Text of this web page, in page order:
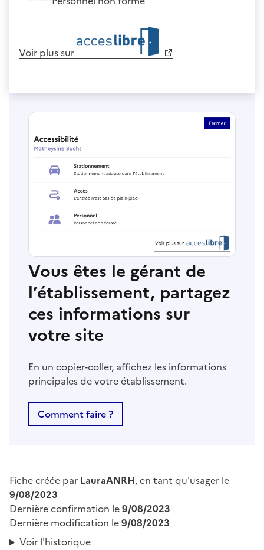
Voir plus sur
Vous êtes le gérant de
l’établissement, partagez
ces informations sur
votre site
En un copier-coller, affichez les informations
principales de votre établissement.
Comment faire ?
Fiche créée par LauraANRH, en tant qu'usager le
9/08/2023
Dernière confirmation le9/08/2023
Dernière modification le9/08/2023
Voir l'historique